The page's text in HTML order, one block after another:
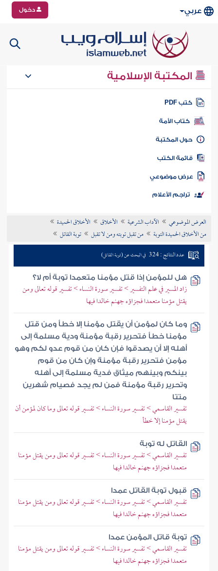
عربي دخول
المكتبة الإسلامية
كتب PDF
كتاب الأمة
المكتبة
الكتب
موضوعي
تراجم الأعلام
العرض الموضوعي الآداب الشرعية الأخلاق
الأخلاق الحميدة
من الأخلاق الحميدة التوبة
من تقبل توبته ومن لا تقبل توبة القاتل
عدد النتائج : 324 في البحث عن (توبة القاتل)
هل للمؤمن إذا قتل مؤمنا متعمدا توبة أم لا؟
زاد المسير في علم التفسير > تفسير سورة النساء > تفسير قوله تعالى ومن
يقتل مؤمنا متعمدا فجزاؤه جهنم خالدا فيها
وما كان لمؤمن أن يقتل مؤمنا إلا خطأ ومن قتل
مؤمنا خطأ فتحرير رقبة مؤمنة ودية مسلمة إلى
أهله إلا أن يصدقوا فإن كان من قوم عدو لكم وهو
مؤمن فتحرير رقبة مؤمنة وإن كان من قوم
بينكم وبينهم ميثاق فدية مسلمة إلى أهله
وتحرير رقبة مؤمنة فمن لم يجد فصيام شهرين
متتا
تفسير القاسمي > تفسير سورة النساء > تفسير قوله تعالى وما كان لمؤمن أن
يقتل مؤمنا إلا خطأ
القاتل له توبة
تفسير القاسمي > تفسير سورة النساء > تفسير قوله تعالى ومن يقتل مؤمنا
متعمدا فجزاؤه جهنم خالدا فيها
قبول توبة القاتل عمدا
تفسير القاسمي > تفسير سورة النساء > تفسير قوله تعالى ومن يقتل مؤمنا
متعمدا فجزاؤه جهنم خالدا فيها
توبة قاتل المؤمن عمدا
تفسير القاسمي > تفسير سورة النساء > تفسير قوله تعالى ومن يقتل مؤمنا
متعمدا فجزاؤه جهنم خالدا فيها